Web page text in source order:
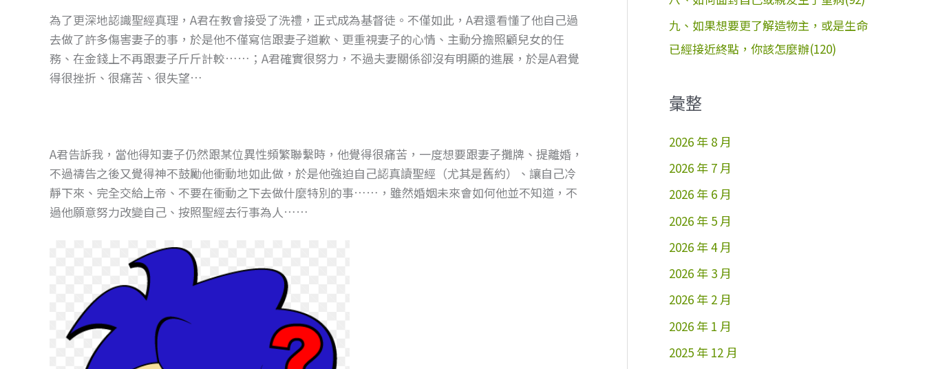
為了更深地認識聖經真理，A君在教會接受了洗禮，正式成為基督徒。不僅如此，A君還看懂了他自己過
去做了許多傷害妻子的事，於是他不僅寫信跟妻子道歉、更重視妻子的心情、主動分擔照顧兒女的任
務、在金錢上不再跟妻子斤斤計較……；A君確實很努力，不過夫妻關係卻沒有明顯的進展，於是A君覺
得很挫折、很痛苦、很失望…
A君告訴我，當他得知妻子仍然跟某位異性頻繁聯繫時，他覺得很痛苦，一度想要跟妻子攤牌、提離婚，
不過禱告之後又覺得神不鼓勵他衝動地如此做，於是他強迫自己認真讀聖經（尤其是舊約）、讓自己冷
靜下來、完全交給上帝、不要在衝動之下去做什麼特別的事……，雖然婚姻未來會如何他並不知道，不
過他願意努力改變自己、按照聖經去行事為人……
九、如果想要更了解造物主，或是生命
已經接近終點，你該怎麼辦(120)
彙整
2026 年 8 月
2026 年 7 月
2026 年 6 月
2026 年 5 月
2026 年 4 月
2026 年 3 月
2026 年 2 月
2026 年 1 月
2025 年 12 月